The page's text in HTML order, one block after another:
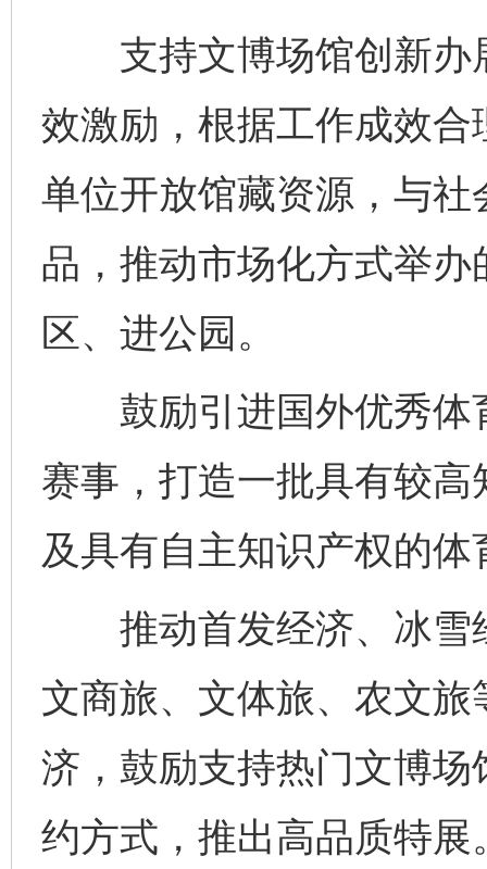
支持文博场馆创新办
效激励，根据工作成效
单位开放馆藏资源，与
品，推动市场化方式举
区、进公园。
鼓励引进国外优秀体
赛事，打造一批具有较
及具有自主知识产权的
推动首发经济、冰雪
文商旅、文体旅、农文
济，鼓励支持热门文博
约方式，推出高品质特